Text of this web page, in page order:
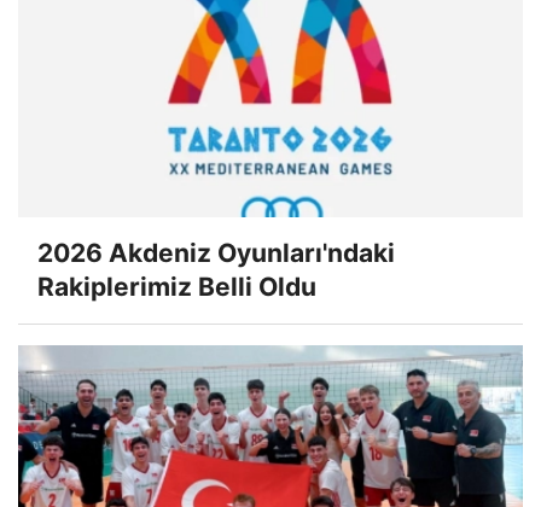
2026 Akdeniz Oyunları'ndaki
Rakiplerimiz Belli Oldu